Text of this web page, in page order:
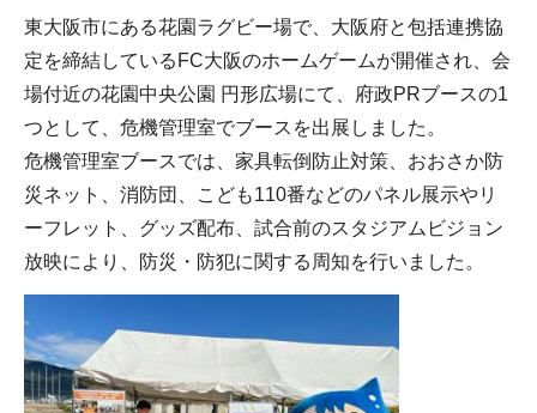
東大阪市にある花園ラグビー場で、大阪府と包括連携協
定を締結しているFC大阪のホームゲームが開催され、会
場付近の花園中央公園 円形広場にて、府政PRブースの1
つとして、危機管理室でブースを出展しました。
危機管理室ブースでは、家具転倒防止対策、おおさか防
災ネット、消防団、こども110番などのパネル展示やリ
ーフレット、グッズ配布、試合前のスタジアムビジョン
放映により、防災・防犯に関する周知を行いました。